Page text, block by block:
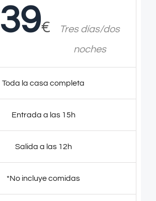
€
Tres días/dos
noches
Toda la casa completa
Entrada a las 15h
Salida a las 12h
*No incluye comidas